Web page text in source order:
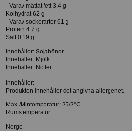
- Varav mättat fett 3.4 g
Kolhydrat 62 g
- Varav sockerarter 61 g
Protein 4.7 g
Salt 0.19 g
Innehåller: Sojabönor
Innehåller: Mjölk
Innehåller: Nötter
Innehåller:
Produkten innehåller det angivna allergenet.
Max-/Mintemperatur: 25/2°C
Rumstemperatur
Norge